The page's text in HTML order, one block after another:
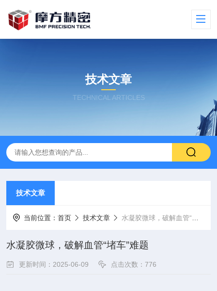
技术文章
TECHNICAL ARTICLES
技术文章
当前位置：首页 技术文章 水凝胶微球，破解血管“堵车”难题
水凝胶微球，破解血管“堵车”难题
更新时间：2025-06-09 点击次数：776